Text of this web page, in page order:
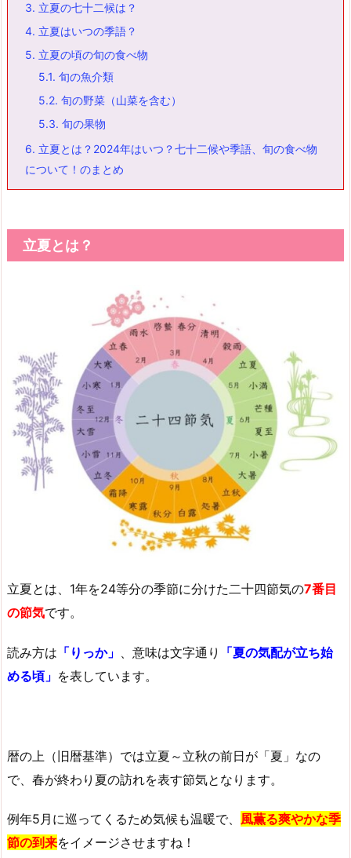
3. 立夏の七十二候は？
4. 立夏はいつの季語？
5. 立夏の頃の旬の食べ物
5.1. 旬の魚介類
5.2. 旬の野菜（山菜を含む）
5.3. 旬の果物
6. 立夏とは？2024年はいつ？七十二候や季語、旬の食べ物
について！のまとめ
立夏とは？
立夏とは、1年を24等分の季節に分けた二十四節気の7番目
の節気です。
読み方は 「りっか」 、意味は文字通り
「夏の気配が立ち始
める頃」 を表しています。
暦の上（旧暦基準）では立夏～立秋の前日が「夏」なの
で、春が終わり夏の訪れを表す節気となります。
例年5月に巡ってくるため気候も温暖で、 風薫る爽やかな季
節の到来をイメージさせますね！